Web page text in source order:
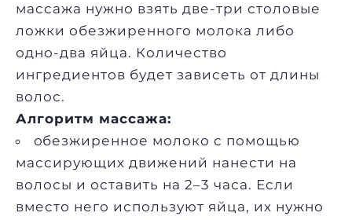
массажа нужно взять две-три столовые
ложки обезжиренного молока либо
одно-два яйца. Количество
ингредиентов будет зависеть от длины
волос.
Алгоритм массажа:
обезжиренное молоко с помощью
массирующих движений нанести на
волосы и оставить на 2–3 часа. Если
вместо него используют яйца, их нужно